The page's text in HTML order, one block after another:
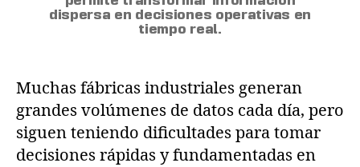
dispersa en decisiones operativas en
tiempo real.
Muchas fábricas industriales generan
grandes volúmenes de datos cada día, pero
siguen teniendo dificultades para tomar
decisiones rápidas y fundamentadas en